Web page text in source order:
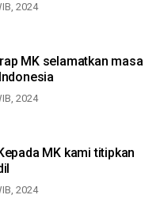
2024
MK selamatkan masa
2024
MK kami titipkan
2024